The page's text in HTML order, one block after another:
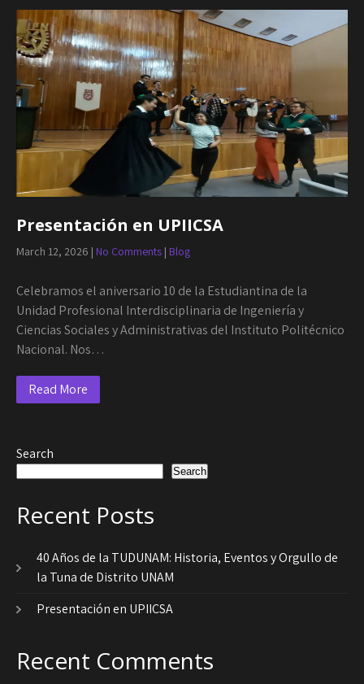
Presentación en UPIICSA
March 12, 2026 | No Comments | Blog
Celebramos el aniversario 10 de la Estudiantina de la
Unidad Profesional Interdisciplinaria de Ingeniería y
Ciencias Sociales y Administrativas del Instituto Politécnico
Nacional. Nos…
Read More
Search
Search
Recent Posts
40 Años de la TUDUNAM: Historia, Eventos y Orgullo de
la Tuna de Distrito UNAM
Presentación en UPIICSA
Recent Comments